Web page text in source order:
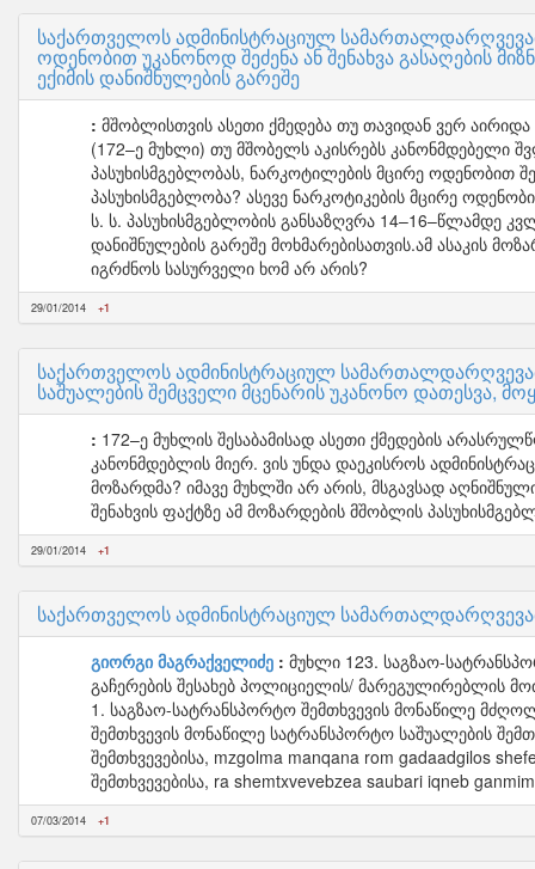
საქართველოს ადმინისტრაციულ
ოდენობით უკანონოდ შეძენა ან შენახვა გასაღების
ექიმის დანიშნულების გარეშე
მშობლისთვის ასეთი ქმედება თუ თავიდან ვერ
(172–ე მუხლი) თუ მშობელს აკისრებს კანონმდებელი
პასუხისმგებლობას, ნარკოტილების მცირე ოდენობით
პასუხისმგებლობა? ასევე ნარკოტიკების მცირე
ს. ს. პასუხისმგებლობის განსაზღვრა 14–16–წლამდე
დანიშნულების გარეშე მოხმარებისათვის.ამ ასაკის
იგრძნოს სასურველი ხომ არ არის?
29/01/2014 +1
საქართველოს ადმინისტრაციულ
საშუალების შემცველი მცენარის უკანონო დათესვა,
172–ე მუხლის შესაბამისად ასეთი ქმედების
კანონმდებლის მიერ. ვის უნდა დაეკისროს
მოზარდმა? იმავე მუხლში არ არის, მსგავსად
შენახვის ფაქტზე ამ მოზარდების მშობლის
29/01/2014 +1
საქართველოს ადმინისტრაციულ
გიორგი მაგრაქველიძე
მუხლი 123. საგზაო-
გაჩერების შესახებ პოლიციელის/ მარეგულირებლის
1. საგზაო-სატრანსპორტო შემთხვევის მონაწილე
შემთხვევის მონაწილე სატრანსპორტო საშუალების
შემთხვევებისა, mzgolma manqana rom gadaadgilos
შემთხვევებისა, ra shemtxvevebzea saubari iqneb
07/03/2014 +1